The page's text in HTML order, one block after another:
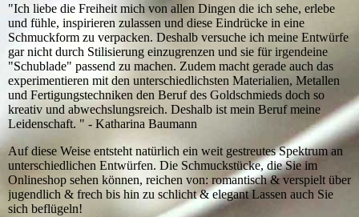
"Ich liebe die Freiheit mich von allen Dingen die ich sehe, erlebe
und fühle, inspirieren zulassen und diese Eindrücke in eine
Schmuckform zu verpacken. Deshalb versuche ich meine Entwürfe
gar nicht durch Stilisierung einzugrenzen und sie für irgendeine
"Schublade" passend zu machen. Zudem macht gerade auch das
experimentieren mit den unterschiedlichsten Materialien, Metallen
und Fertigungstechniken den Beruf des Goldschmieds doch so
kreativ und abwechslungsreich. Deshalb ist mein Beruf meine
Leidenschaft. " - Katharina Baumann
Auf diese Weise entsteht natürlich ein weit gestreutes Spektrum an
unterschiedlichen Entwürfen. Die Schmuckstücke, die Sie im
Onlineshop sehen können, reichen von: romantisch & verspielt über
jugendlich & frech bis hin zu schlicht & elegant Lassen auch Sie
sich beflügeln!